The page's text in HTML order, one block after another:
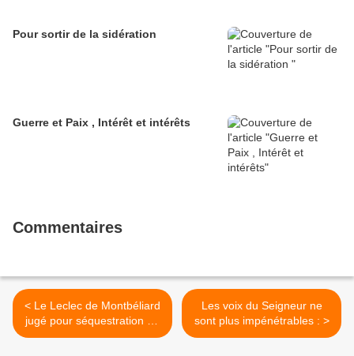
Pour sortir de la sidération
Guerre et Paix , Intérêt et intérêts
Commentaires
< Le Leclec de Montbéliard
jugé pour séquestration de
salariés et travail dissimulé
Les voix du Seigneur ne
sont plus impénétrables : >